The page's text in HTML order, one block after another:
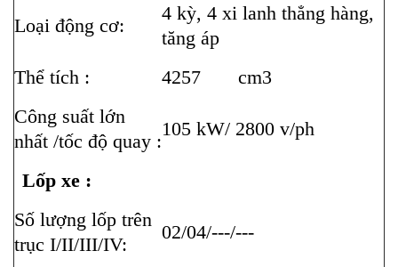
Loại động cơ:
4 kỳ, 4 xi lanh thẳng hàng,
tăng áp
Thể tích :
4257 cm3
Công suất lớn
nhất /tốc độ quay :
105 kW/ 2800 v/ph
Lốp xe :
Số lượng lốp trên
trục I/II/III/IV:
02/04/---/---